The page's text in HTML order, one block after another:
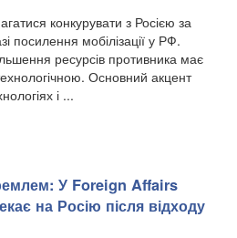
конкурувати з Росією за
посилення мобілізації у РФ.
ресурсів противника має
Основний акцент
і ...
У Foreign Affairs
на Росію після відходу